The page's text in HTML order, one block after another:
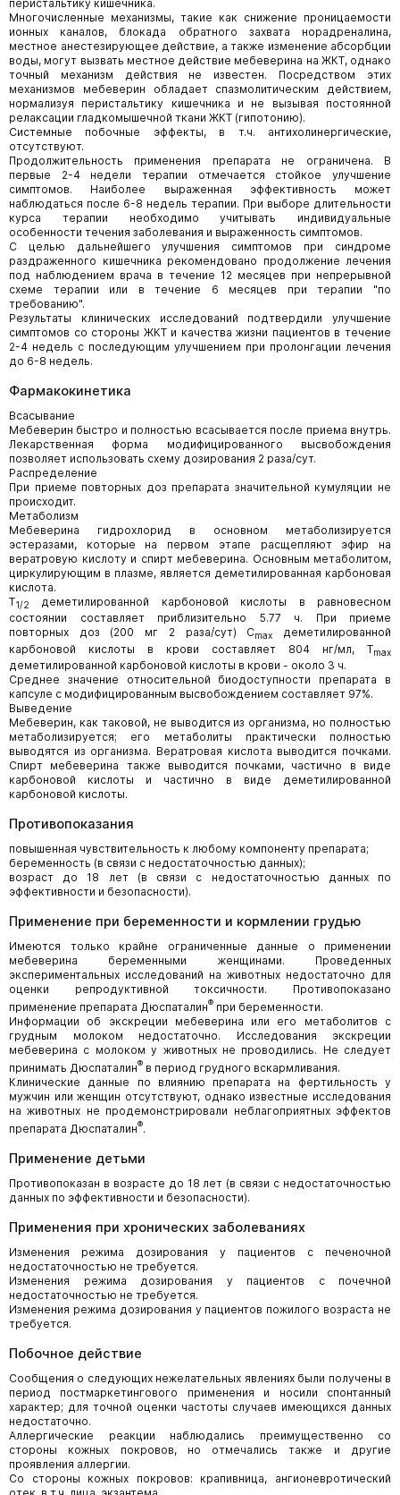
перистальтику кишечника.
Многочисленные механизмы, такие как снижение проницаемости
ионных каналов, блокада обратного захвата норадреналина,
местное анестезирующее действие, а также изменение абсорбции
воды, могут вызвать местное действие мебеверина на ЖКТ, однако
точный механизм действия не известен. Посредством этих
механизмов мебеверин обладает спазмолитическим действием,
нормализуя перистальтику кишечника и не вызывая постоянной
релаксации гладкомышечной ткани ЖКТ (гипотонию).
Системные побочные эффекты, в т.ч. антихолинергические,
отсутствуют.
Продолжительность применения препарата не ограничена. В
первые 2-4 недели терапии отмечается стойкое улучшение
симптомов. Наиболее выраженная эффективность может
наблюдаться после 6-8 недель терапии. При выборе длительности
курса терапии необходимо учитывать индивидуальные
особенности течения заболевания и выраженность симптомов.
С целью дальнейшего улучшения симптомов при синдроме
раздраженного кишечника рекомендовано продолжение лечения
под наблюдением врача в течение 12 месяцев при непрерывной
схеме терапии или в течение 6 месяцев при терапии "по
требованию".
Результаты клинических исследований подтвердили улучшение
симптомов со стороны ЖКТ и качества жизни пациентов в течение
2-4 недель с последующим улучшением при пролонгации лечения
до 6-8 недель.
Фармакокинетика
Всасывание
Мебеверин быстро и полностью всасывается после приема внутрь.
Лекарственная форма модифицированного высвобождения
позволяет использовать схему дозирования 2 раза/сут.
Распределение
При приеме повторных доз препарата значительной кумуляции не
происходит.
Метаболизм
Мебеверина гидрохлорид в основном метаболизируется
эстеразами, которые на первом этапе расщепляют эфир на
вератровую кислоту и спирт мебеверина. Основным метаболитом,
циркулирующим в плазме, является деметилированная карбоновая
кислота.
Т1/2
деметилированной карбоновой кислоты в равновесном
состоянии составляет приблизительно 5.77 ч. При приеме
повторных доз (200 мг 2 раза/сут) Cmax
деметилированной
карбоновой кислоты в крови составляет 804 нг/мл, Тmax
деметилированной карбоновой кислоты в крови - около 3 ч.
Среднее значение относительной биодоступности препарата в
капсуле с модифицированным высвобождением составляет 97%.
Выведение
Мебеверин, как таковой, не выводится из организма, но полностью
метаболизируется; его метаболиты практически полностью
выводятся из организма. Вератровая кислота выводится почками.
Спирт мебеверина также выводится почками, частично в виде
карбоновой кислоты и частично в виде деметилированной
карбоновой кислоты.
Противопоказания
повышенная чувствительность к любому компоненту препарата;
беременность (в связи с недостаточностью данных);
возраст до 18 лет (в связи с недостаточностью данных по
эффективности и безопасности).
Применение при беременности и кормлении грудью
Имеются только крайне ограниченные данные о применении
мебеверина беременными женщинами. Проведенных
экспериментальных исследований на животных недостаточно для
оценки репродуктивной токсичности. Противопоказано
применение препарата Дюспаталин® при беременности.
Информации об экскреции мебеверина или его метаболитов с
грудным молоком недостаточно. Исследования экскреции
мебеверина с молоком у животных не проводились. Не следует
принимать Дюспаталин® в период грудного вскармливания.
Клинические данные по влиянию препарата на фертильность у
мужчин или женщин отсутствуют, однако известные исследования
на животных не продемонстрировали неблагоприятных эффектов
препарата Дюспаталин®.
Применение детьми
Противопоказан в возрасте до 18 лет (в связи с недостаточностью
данных по эффективности и безопасности).
Применения при хронических заболеваниях
Изменения режима дозирования у пациентов с печеночной
недостаточностью не требуется.
Изменения режима дозирования у пациентов с почечной
недостаточностью не требуется.
Изменения режима дозирования у пациентов пожилого возраста не
требуется.
Побочное действие
Сообщения о следующих нежелательных явлениях были получены в
период постмаркетингового применения и носили спонтанный
характер; для точной оценки частоты случаев имеющихся данных
недостаточно.
Аллергические реакции наблюдались преимущественно со
стороны кожных покровов, но отмечались также и другие
проявления аллергии.
Со стороны кожных покровов: крапивница, ангионевротический